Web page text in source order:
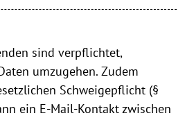
sind verpflichtet,
umzugehen. Zudem
Schweigepflicht (§
ein E-Mail-Kontakt zwischen